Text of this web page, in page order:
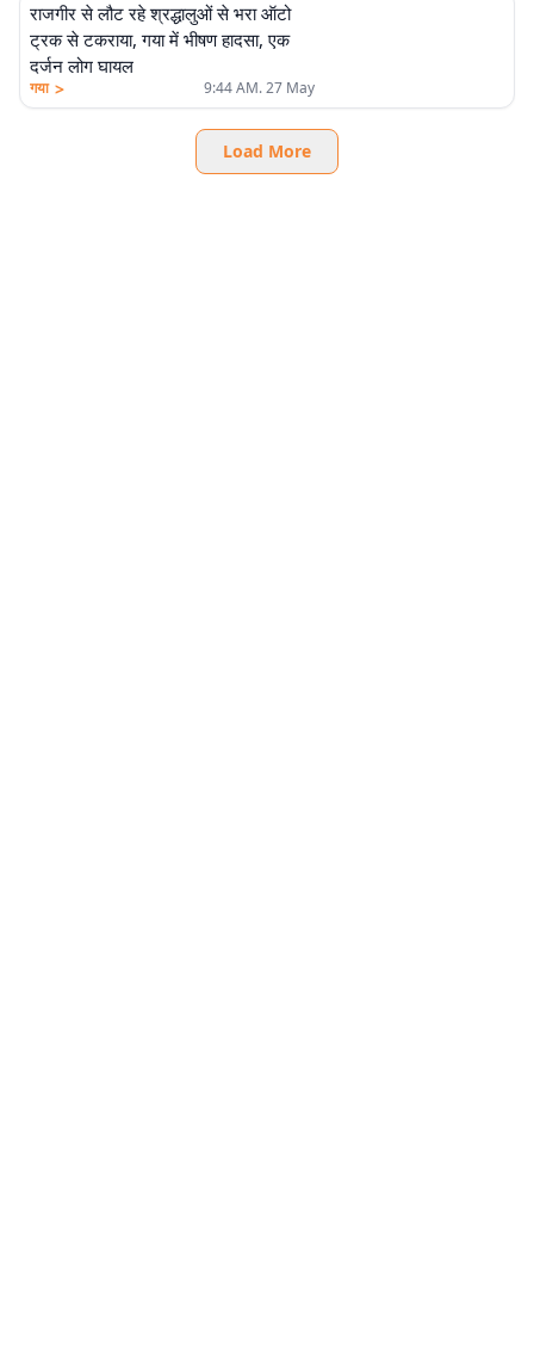
राजगीर से लौट रहे श्रद्धालुओं से भरा ऑटो
ट्रक से टकराया, गया में भीषण हादसा, एक
दर्जन लोग घायल
गया > 9:44 AM. 27 May
Load More